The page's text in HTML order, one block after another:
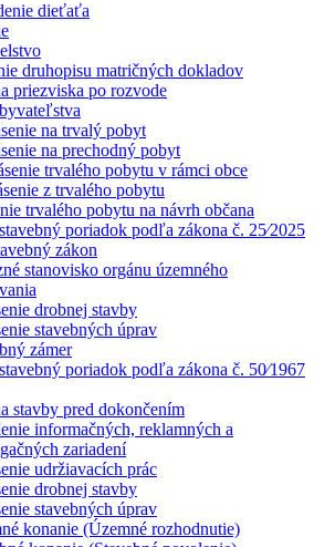
dieťaťa
druhopisu matričných dokladov
priezviska po rozvode
na trvalý pobyt
na prechodný pobyt
trvalého pobytu v rámci obce
z trvalého pobytu
trvalého pobytu na návrh občana
poriadok podľa zákona č. 25⁄2025
zákon
stanovisko orgánu územného
drobnej stavby
stavebných úprav
zámer
poriadok podľa zákona č. 50⁄1967
stavby pred dokončením
informačných, reklamných a
zariadení
udržiavacích prác
drobnej stavby
stavebných úprav
konanie (Územné rozhodnutie)